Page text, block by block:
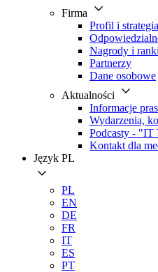
Firma
Profil i strategia
Nagrody i
Partnerzy
Dane osobowe
Aktualności
Informacje
Wydarzenia,
Podcasty - "IT
Kontakt dla
Język PL
PL
EN
DE
FR
IT
ES
PT